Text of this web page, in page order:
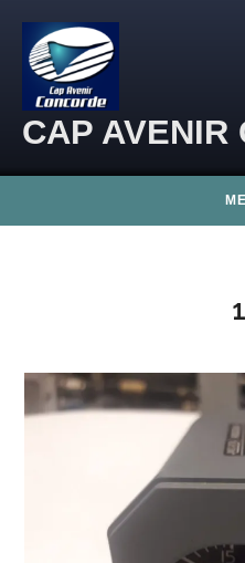
CAP AVENIR